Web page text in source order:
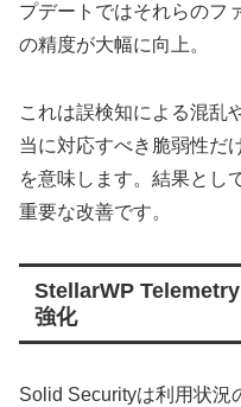
プデートではそれらのフ
の精度が大幅に向上。
これは誤検知による混乱
当に対応すべき脆弱性だ
を意味します。結果とし
重要な改善です。
StellarWP
強化
Solid Securityは利用状況